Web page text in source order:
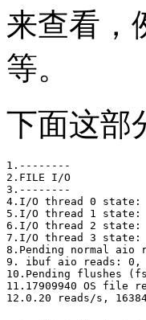
来查看，
等。
下面这部
1.--------
2.FILE I/O
3.--------
4.I/O thread 0
5.I/O thread 1
6.I/O thread 2
7.I/O thread 3
8.Pending normal
9. ibuf aio reads:
10.Pending flushes
11.17909940 OS file